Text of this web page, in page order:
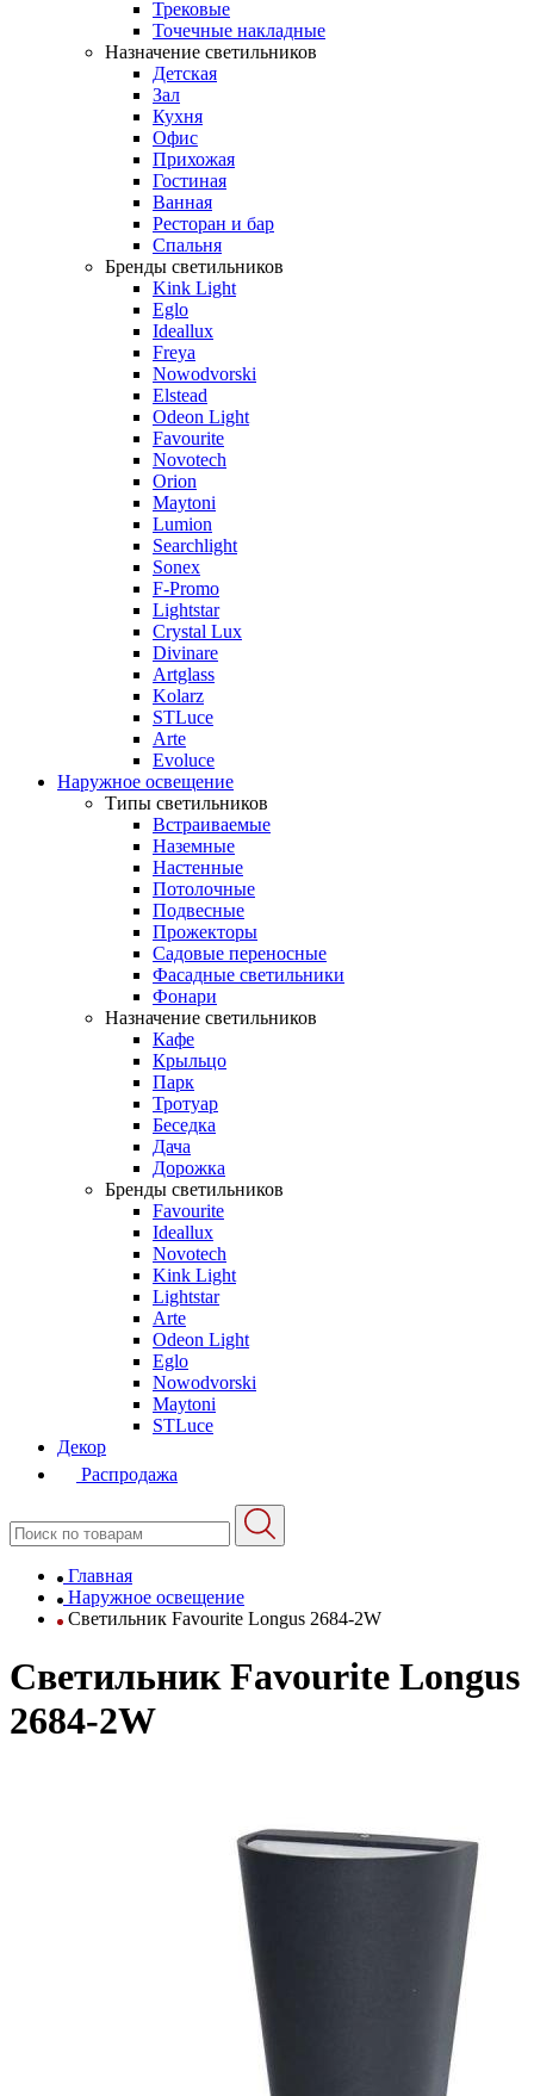
Трековые
Точечные накладные
Назначение светильников
Детская
Зал
Кухня
Офис
Прихожая
Гостиная
Ванная
Ресторан и бар
Спальня
Бренды светильников
Kink Light
Eglo
Ideallux
Freya
Nowodvorski
Elstead
Odeon Light
Favourite
Novotech
Orion
Maytoni
Lumion
Searchlight
Sonex
F-Promo
Lightstar
Crystal Lux
Divinare
Artglass
Kolarz
STLuce
Arte
Evoluce
Наружное освещение
Типы светильников
Встраиваемые
Наземные
Настенные
Потолочные
Подвесные
Прожекторы
Садовые переносные
Фасадные светильники
Фонари
Назначение светильников
Кафе
Крыльцо
Парк
Тротуар
Беседка
Дача
Дорожка
Бренды светильников
Favourite
Ideallux
Novotech
Kink Light
Lightstar
Arte
Odeon Light
Eglo
Nowodvorski
Maytoni
STLuce
Декор
Распродажа
Главная
Наружное освещение
Светильник Favourite Longus 2684-2W
Светильник Favourite Longus
2684-2W